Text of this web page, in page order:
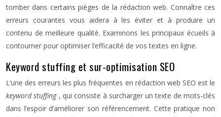
tomber dans certains pièges de la rédaction web. Connaître ces
erreurs courantes vous aidera à les éviter et à produire un
contenu de meilleure qualité. Examinons les principaux écueils à
contourner pour optimiser l’efficacité de vos textes en ligne.
Keyword stuffing et sur-optimisation SEO
L’une des erreurs les plus fréquentes en rédaction web SEO est le
keyword stuffing, qui consiste à surcharger un texte de mots-clés
dans l’espoir d’améliorer son référencement. Cette pratique non